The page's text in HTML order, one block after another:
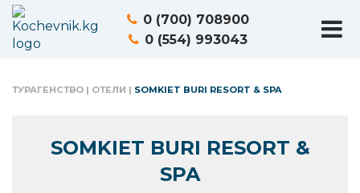
0 (700) 708900
0 (554) 993043
ТУРАГЕНСТВО | ОТЕЛИ | SOMKIET BURI RESORT & SPA
SOMKIET BURI RESORT &
SPA